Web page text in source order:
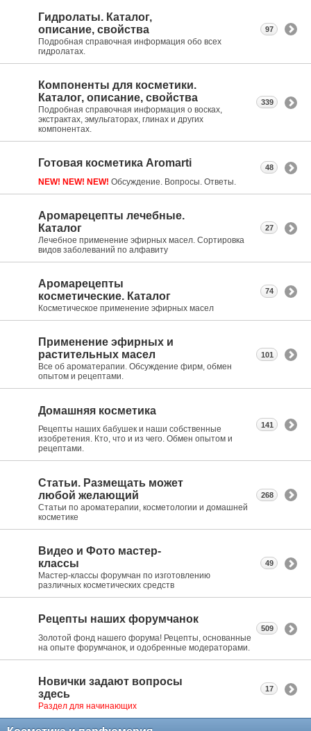
Гидролаты. Каталог,
описание, свойства
Подробная справочная информация обо всех
гидролатах.
97
Компоненты для косметики.
Каталог, описание, свойства
Подробная справочная информация о восках,
экстрактах, эмульгаторах, глинах и других
компонентах.
339
Готовая косметика Aromarti
NEW! NEW! NEW! Обсуждение. Вопросы. Ответы.
48
Аромарецепты лечебные.
Каталог
Лечебное применение эфирных масел. Сортировка
видов заболеваний по алфавиту
27
Аромарецепты
косметические. Каталог
Косметическое применение эфирных масел
74
Применение эфирных и
растительных масел
Все об ароматерапии. Обсуждение фирм, обмен
опытом и рецептами.
101
Домашняя косметика
Рецепты наших бабушек и наши собственные
изобретения. Кто, что и из чего. Обмен опытом и
рецептами.
141
Статьи. Размещать может
любой желающий
Статьи по ароматерапии, косметологии и домашней
косметике
268
Видео и Фото мастер-
классы
Мастер-классы форумчан по изготовлению
различных косметических средств
49
Рецепты наших форумчанок
Золотой фонд нашего форума! Рецепты, основанные
на опыте форумчанок, и одобренные модераторами.
509
Новички задают вопросы
здесь
Раздел для начинающих
17